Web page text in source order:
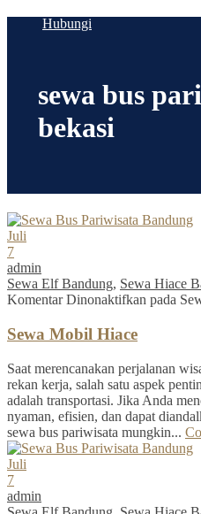
Hubungi
sewa bus
bekasi
Juli
7
admin
Sewa Elf Bandung, Sewa Hiace
Komentar Dinonaktifkan pada
Sewa Mobil Hiace
Saat merencanakan perjalanan
rekan kerja, salah satu aspek
adalah transportasi. Jika Anda
nyaman, efisien, dan dapat
sewa bus pariwisata mungkin...
Juli
7
admin